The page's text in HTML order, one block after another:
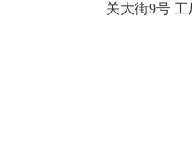
关大街9号